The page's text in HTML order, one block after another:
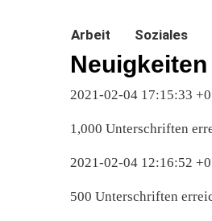
Arbeit Soziales
Neuigkeiten
2021-02-04 17:15:33
1,000 Unterschriften
2021-02-04 12:16:52
500 Unterschriften